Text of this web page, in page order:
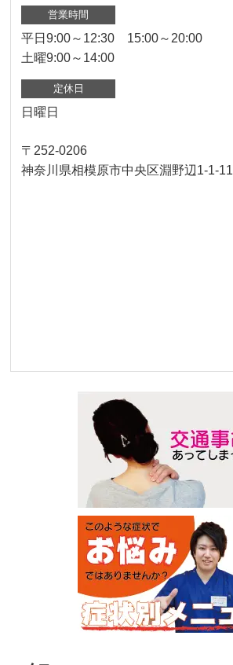
営業時間
平日9:00～12:30 15:00～20:00
土曜9:00～14:00
定休日
日曜日
〒252-0206
神奈川県相模原市中央区淵野辺1-1-11